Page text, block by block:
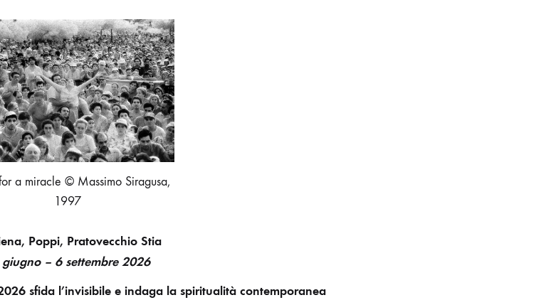
a miracle © Massimo Siragusa,
1997
Poppi, Pratovecchio Stia
giugno – 6 settembre 2026
sfida l’invisibile e indaga la spiritualità contemporanea